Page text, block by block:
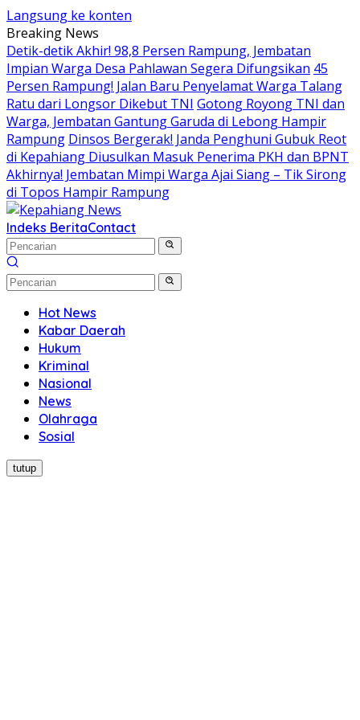
Langsung ke konten
Breaking News
Detik-detik Akhir! 98,8 Persen Rampung, Jembatan
Impian Warga Desa Pahlawan Segera Difungsikan 45
Persen Rampung! Jalan Baru Penyelamat Warga Talang
Ratu dari Longsor Dikebut TNI Gotong Royong TNI dan
Warga, Jembatan Gantung Garuda di Lebong Hampir
Rampung Dinsos Bergerak! Janda Penghuni Gubuk Reot
di Kepahiang Diusulkan Masuk Penerima PKH dan BPNT
Akhirnya! Jembatan Mimpi Warga Ajai Siang – Tik Sirong
di Topos Hampir Rampung
Indeks BeritaContact
Hot News
Kabar Daerah
Hukum
Kriminal
Nasional
News
Olahraga
Sosial
tutup